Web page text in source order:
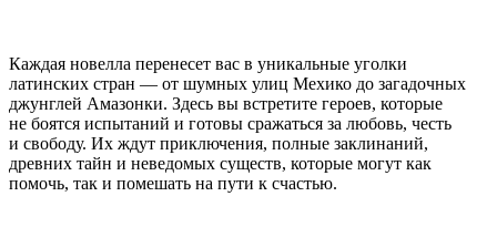
Каждая новелла перенесет вас в уникальные уголки
латинских стран — от шумных улиц Мехико до загадочных
джунглей Амазонки. Здесь вы встретите героев, которые
не боятся испытаний и готовы сражаться за любовь, честь
и свободу. Их ждут приключения, полные заклинаний,
древних тайн и неведомых существ, которые могут как
помочь, так и помешать на пути к счастью.